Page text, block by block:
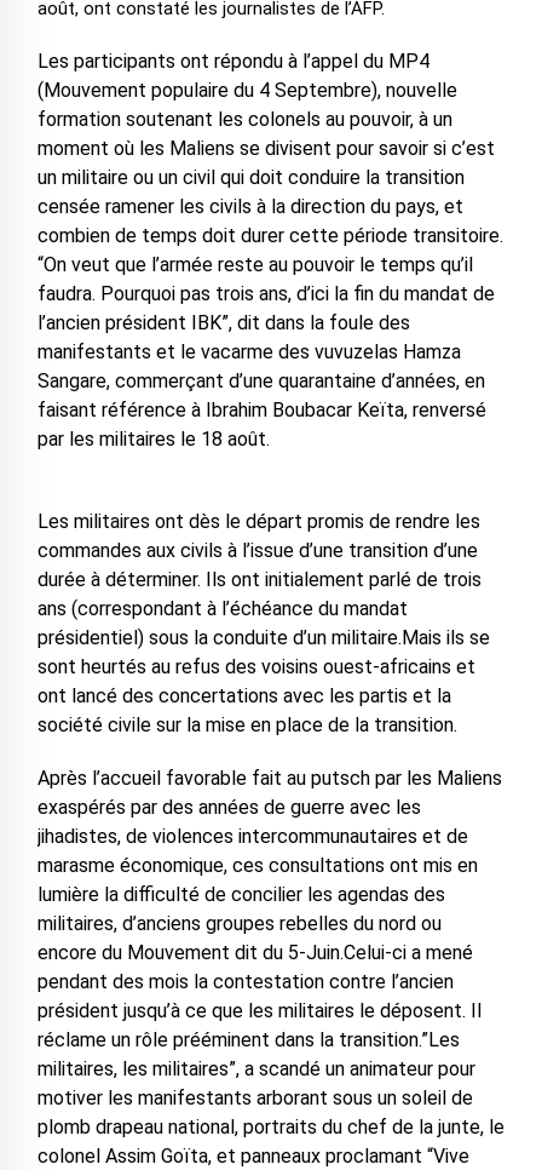
août, ont constaté les journalistes de l’AFP.
Les participants ont répondu à l’appel du MP4
(Mouvement populaire du 4 Septembre), nouvelle
formation soutenant les colonels au pouvoir, à un
moment où les Maliens se divisent pour savoir si c’est
un militaire ou un civil qui doit conduire la transition
censée ramener les civils à la direction du pays, et
combien de temps doit durer cette période transitoire.
“On veut que l’armée reste au pouvoir le temps qu’il
faudra. Pourquoi pas trois ans, d’ici la fin du mandat de
l’ancien président IBK”, dit dans la foule des
manifestants et le vacarme des vuvuzelas Hamza
Sangare, commerçant d’une quarantaine d’années, en
faisant référence à Ibrahim Boubacar Keïta, renversé
par les militaires le 18 août.
Les militaires ont dès le départ promis de rendre les
commandes aux civils à l’issue d’une transition d’une
durée à déterminer. Ils ont initialement parlé de trois
ans (correspondant à l’échéance du mandat
présidentiel) sous la conduite d’un militaire.Mais ils se
sont heurtés au refus des voisins ouest-africains et
ont lancé des concertations avec les partis et la
société civile sur la mise en place de la transition.
Après l’accueil favorable fait au putsch par les Maliens
exaspérés par des années de guerre avec les
jihadistes, de violences intercommunautaires et de
marasme économique, ces consultations ont mis en
lumière la difficulté de concilier les agendas des
militaires, d’anciens groupes rebelles du nord ou
encore du Mouvement dit du 5-Juin.Celui-ci a mené
pendant des mois la contestation contre l’ancien
président jusqu’à ce que les militaires le déposent. Il
réclame un rôle prééminent dans la transition.”Les
militaires, les militaires”, a scandé un animateur pour
motiver les manifestants arborant sous un soleil de
plomb drapeau national, portraits du chef de la junte, le
colonel Assim Goïta, et panneaux proclamant “Vive